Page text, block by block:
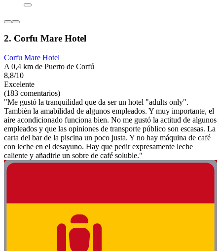
2. Corfu Mare Hotel
Corfu Mare Hotel
A 0,4 km de Puerto de Corfú
8,8/10
Excelente
(183 comentarios)
"Me gustó la tranquilidad que da ser un hotel "adults only".
También la amabilidad de algunos empleados. Y muy importante, el
aire acondicionado funciona bien. No me gustó la actitud de algunos
empleados y que las opiniones de transporte público son escasas. La
carta del bar de la piscina un poco justa. Y no hay máquina de café
con leche en el desayuno. Hay que pedir expresamente leche
caliente y añadirle un sobre de café soluble."